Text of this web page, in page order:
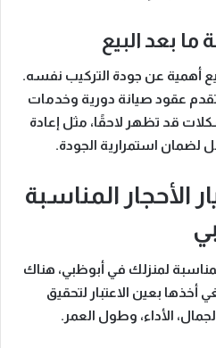
أهمية عن جودة التركيب نفسه.
عقود صيانة دورية وخدمات
قد تظهر لاحقًا، مثل إعادة
لضمان استمرارية الجودة.
الأحجار المناسبة
المناسبة لمنزلك في أبوظبي، هناك
أخذها بعين الاعتبار لتحقيق
الأداء، وطول العمر.